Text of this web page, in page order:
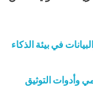
في بيئة الذكاء
وأدوات التوثيق